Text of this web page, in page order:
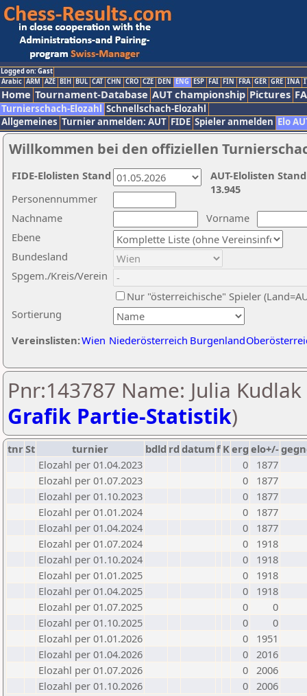
Logged on: Gast
Arabic ARM AZE BIH BUL CAT CHN CRO CZE DEN ENG ESP FAI FIN FRA GER GRE INA
Home Tournament-Database AUT championship Pictures
Turnierschach-Elozahl Schnellschach-Elozahl
Allgemeines Turnier anmelden: AUT FIDE Spieler anmelden Elo
Willkommen bei den offiziellen
Nachname
Vorname
Ebene
Sortierung
Personennummer
Bundesland
Spgem./Kreis/Verein
Nur "österreichische" Spieler
Vereinslisten:Wien Niederösterreich Burgenland
AUT-Elolisten
13.945
FIDE-Elolisten Stand
Pnr:143787 Name: Julia Kudlak
Grafik Partie-Statistik)
tnrSt turnier bdld rd datumf Kerg elo+/-
Elozahl per 01.04.2023
0
1877
Elozahl per 01.07.2023
0
1877
Elozahl per 01.10.2023
0
1877
Elozahl per 01.01.2024
0
1877
Elozahl per 01.04.2024
0
1877
Elozahl per 01.07.2024
0
1918
Elozahl per 01.10.2024
0
1918
Elozahl per 01.01.2025
0
1918
Elozahl per 01.04.2025
0
1918
Elozahl per 01.07.2025
0
0
Elozahl per 01.10.2025
0
0
Elozahl per 01.01.2026
0
1951
Elozahl per 01.04.2026
0 2016
Elozahl per 01.07.2026
0 2006
Elozahl per 01.10.2026
0 2006